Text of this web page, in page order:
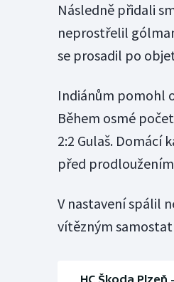
Následně přidali
neprostřelil
se prosadil po
Indiánům pomohl
Během osmé
2:2 Gulaš. Domácí
před
V nastavení spálil
vítězným
HC Škoda Plzeň